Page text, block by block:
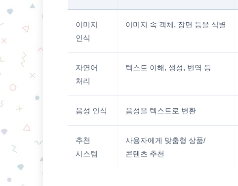
이미지
인식
이미지 속 객체, 장면 등을 식별
자연어
처리
텍스트 이해, 생성, 번역 등
음성 인식 음성을 텍스트로 변환
추천
시스템
사용자에게 맞춤형 상품/
콘텐츠 추천